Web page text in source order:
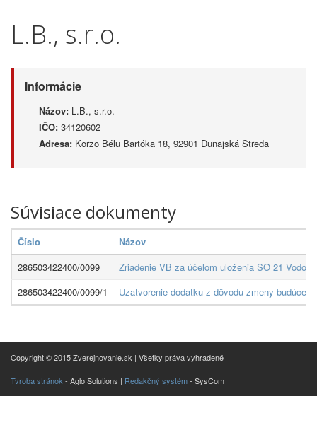
L.B., s.r.o.
Informácie
Názov: L.B., s.r.o.
IČO: 34120602
Adresa: Korzo Bélu Bartóka 18, 92901 Dunajská Streda
Súvisiace dokumenty
Číslo
Názov
286503422400/0099
Zriadenie VB za účelom uloženia SO 21
286503422400/0099/1
Uzatvorenie dodatku z dôvodu zmeny
Copyright © 2015 Zverejnovanie.sk | Všetky práva vyhradené
Tvroba stránok - Aglo Solutions | Redakčný systém- SysCom